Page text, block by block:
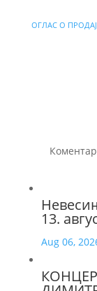
ОГЛАС О
13.
Aug 06,